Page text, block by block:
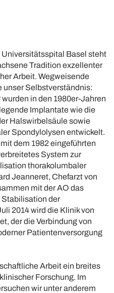
Basel steht
Tradition exzellenter
Arbeit. Wegweisende
unser Selbstverständnis:
in den 1980er-Jahren
Implantate wie die
Halswirbelsäule sowie
Spondylolysen entwickelt.
dem 1982 eingeführten
System zur
thorakolumbaler
Jeanneret, Chefarzt von
mit der AO das
der
2014 wird die Klinik von
der die Verbindung von
Patientenversorgung
Arbeit ein breites
Forschung. Im
wir unter anderem